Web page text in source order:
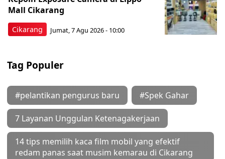
Cikarang
Mall Cikarang
Jumat, 7 Agu 2026 - 10:00
Tag Populer
#pelantikan pengurus baru #Spek Gahar
7 Layanan Unggulan Ketenagakerjaan
14 tips memilih kaca film mobil yang efektif
redam panas saat musim kemarau di Cikarang